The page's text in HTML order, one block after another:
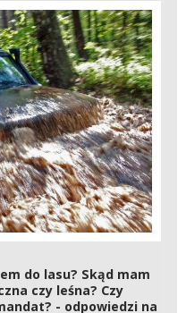
do lasu? Skąd mam
czy leśna? Czy
- odpowiedzi na